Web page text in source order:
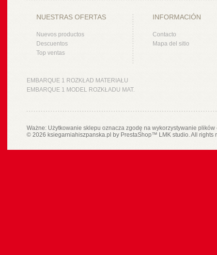
NUESTRAS OFERTAS
Nuevos productos
Descuentos
Top ventas
INFORMACIÓN
Contacto
Mapa del sitio
EMBARQUE 1 ROZKŁAD MATERIAŁU
EMBARQUE 1 MODEL ROZKŁADU MAT.
Ważne: Użytkowanie sklepu oznacza zgodę na wykorzystywanie
© 2026 ksiegarniahiszpanska.pl by PrestaShop™ LMK studio. All rights